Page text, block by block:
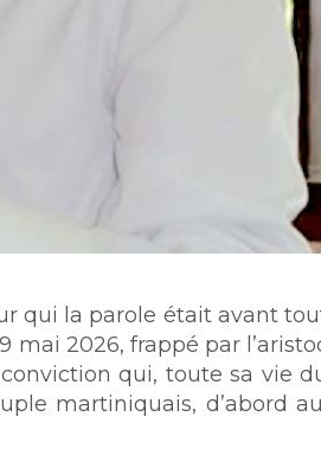
qui la parole était avant
mai 2026, frappé par
qui, toute sa vie
martiniquais, d’abord